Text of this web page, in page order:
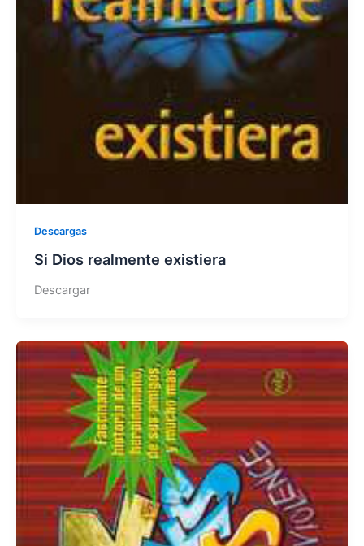
Descargas
Si Dios realmente existiera
Descargar